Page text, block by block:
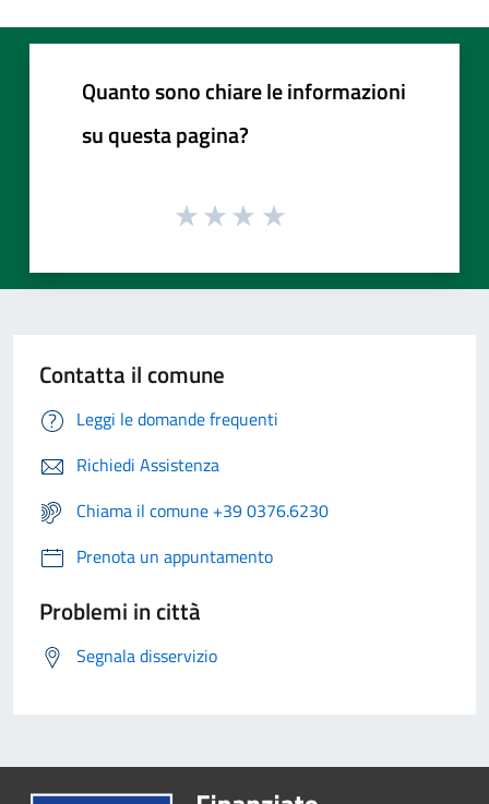
Quanto sono chiare le informazioni
su questa pagina?
Contatta il comune
Leggi le domande frequenti
Richiedi Assistenza
Chiama il comune +39 0376.6230
Prenota un appuntamento
Problemi in città
Segnala disservizio